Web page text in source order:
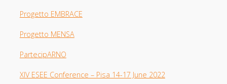
Progetto EMBRACE
Progetto MENSA
PartecipARNO
XIV ESEE Conference – Pisa 14-17 June 2022